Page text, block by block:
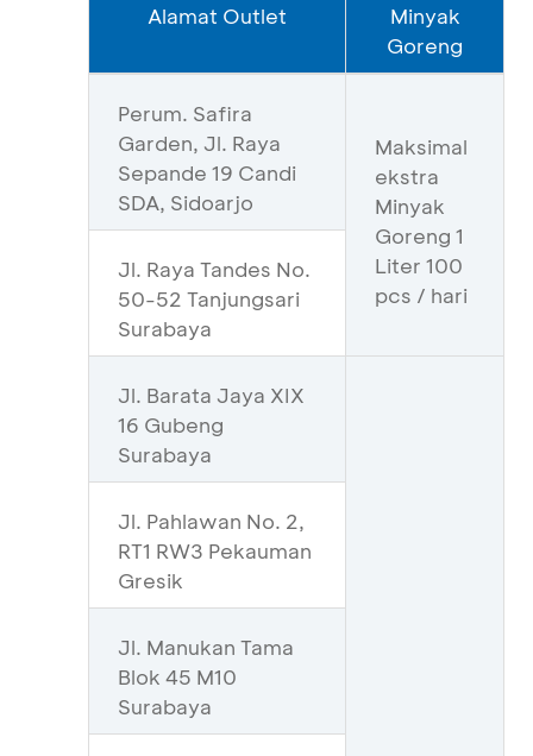
Alamat Outlet
Minyak
Goreng
Perum. Safira
Garden, Jl. Raya
Sepande 19 Candi
SDA, Sidoarjo
Maksimal
ekstra
Minyak
Goreng 1
Liter 100
pcs / hari
Jl. Raya Tandes No.
50-52 Tanjungsari
Surabaya
Jl. Barata Jaya XIX
16 Gubeng
Surabaya
Jl. Pahlawan No. 2,
RT1 RW3 Pekauman
Gresik
Jl. Manukan Tama
Blok 45 M10
Surabaya